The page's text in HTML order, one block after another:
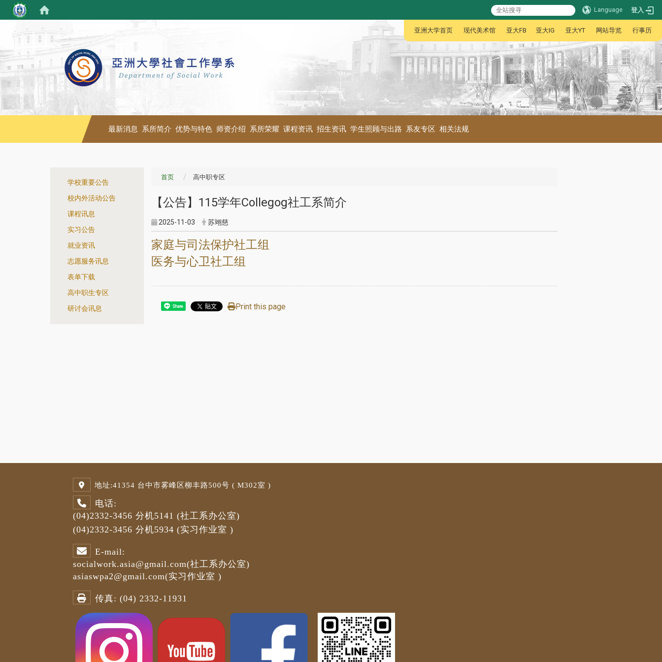
Language 登入
亚洲大学首页 现代美术馆 亚大FB 亚大IG 亚大YT 网站导览 行事历
最新消息 系所简介 优势与特色 师资介绍 系所荣耀 课程资讯 招生资讯 学生照顾与出路 系友专区 相关法规
学校重要公告
校内外活动公告
课程讯息
实习公告
就业资讯
志愿服务讯息
表单下载
高中职生专区
研讨会讯息
首页 高中职专区
【公告】115学年Collegog社工系简介
2025-11-03 苏翊慈
家庭与司法保护社工组
医务与心卫社工组
Share Print this page
地址:41354 台中市雾峰区柳丰路500号 ( M302室 )
电话:
(04)2332-3456 分机5141 (社工系办公室)
(04)2332-3456 分机5934 (实习作业室 )
E-mail:
socialwork.asia@gmail.com(社工系办公室)
asiaswpa2@gmail.com(实习作业室 )
传真: (04) 2332-11931